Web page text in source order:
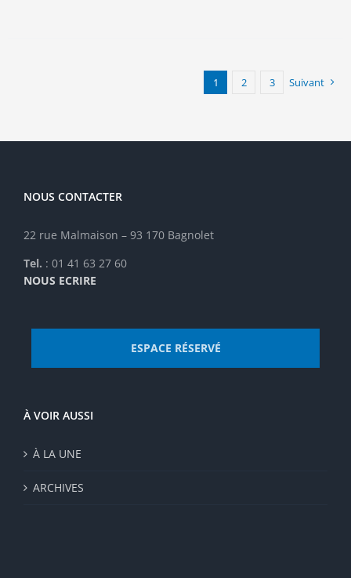
1 2 3 Suivant
NOUS CONTACTER
22 rue Malmaison – 93 170 Bagnolet
Tel. : 01 41 63 27 60
NOUS ECRIRE
ESPACE RÉSERVÉ
À VOIR AUSSI
À LA UNE
ARCHIVES